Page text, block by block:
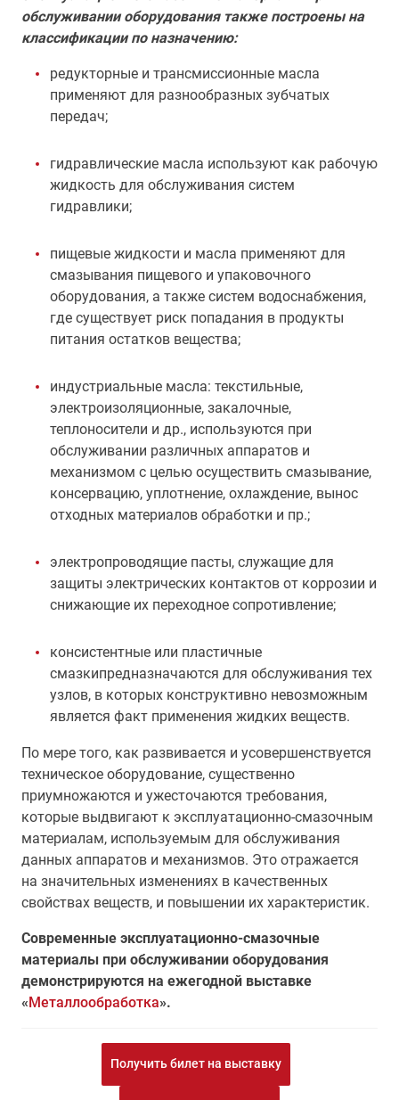
обслуживании оборудования также построены на
классификации по назначению:
редукторные и трансмиссионные масла
применяют для разнообразных зубчатых
передач;
гидравлические масла используют как рабочую
жидкость для обслуживания систем
гидравлики;
пищевые жидкости и масла применяют для
смазывания пищевого и упаковочного
оборудования, а также систем водоснабжения,
где существует риск попадания в продукты
питания остатков вещества;
индустриальные масла: текстильные,
электроизоляционные, закалочные,
теплоносители и др., используются при
обслуживании различных аппаратов и
механизмом с целью осуществить смазывание,
консервацию, уплотнение, охлаждение, вынос
отходных материалов обработки и пр.;
электропроводящие пасты, служащие для
защиты электрических контактов от коррозии и
снижающие их переходное сопротивление;
консистентные или пластичные
смазкипредназначаются для обслуживания тех
узлов, в которых конструктивно невозможным
является факт применения жидких веществ.
По мере того, как развивается и усовершенствуется
техническое оборудование, существенно
приумножаются и ужесточаются требования,
которые выдвигают к эксплуатационно-смазочным
материалам, используемым для обслуживания
данных аппаратов и механизмов. Это отражается
на значительных изменениях в качественных
свойствах веществ, и повышении их характеристик.
Современные эксплуатационно-смазочные
материалы при обслуживании оборудования
демонстрируются на ежегодной выставке
«Металлообработка».
Получить билет на выставку